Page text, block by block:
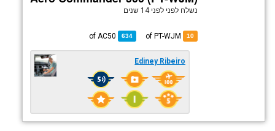
נשלח לפני לפני 14 שנים
10
634
AC50
Ediney Ribeiro